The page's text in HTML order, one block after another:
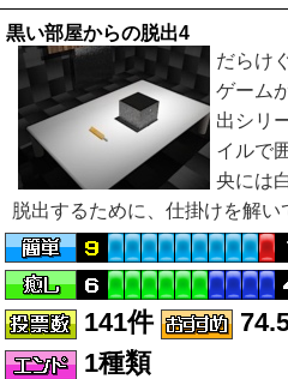
黒い部屋からの脱出4
だらけ
ゲーム
出シリ
イルで
央には
脱出するために、仕掛けを解い
141件
1種類